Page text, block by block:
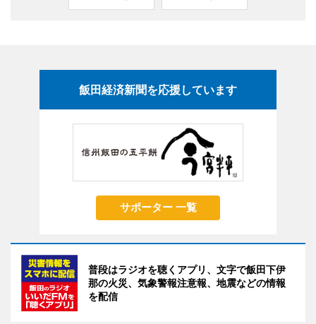
飯田経済新聞を応援しています
サポーター 一覧
普段はラジオを聴くアプリ、文字で飯田下伊
那の火災、気象警報注意報、地震などの情報
を配信